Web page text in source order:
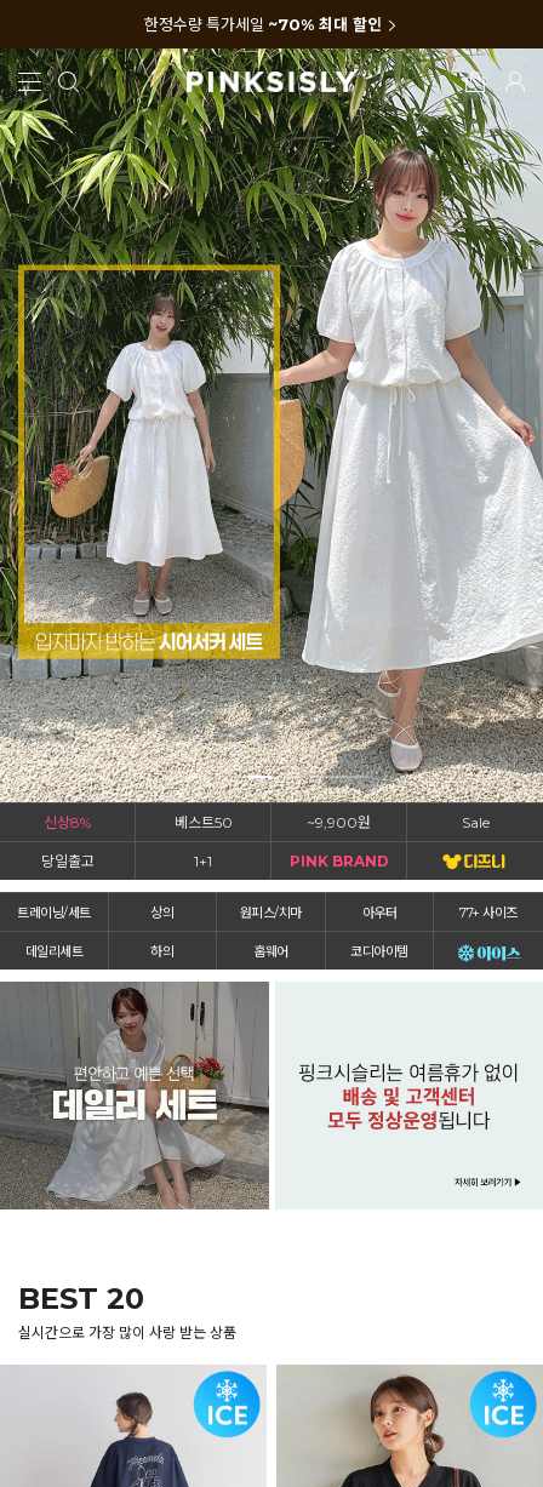
한정수량 특가세일 ~70% 최대 할인
신상8% 베스트50 ~9,900원 Sale
당일출고 1+1 PINK BRAND
트레이닝/세트 상의 원피스/치마 아우터 77+ 사이즈
데일리세트 하의 홈웨어 코디아이템
BEST 20
실시간으로 가장 많이 사랑 받는 상품